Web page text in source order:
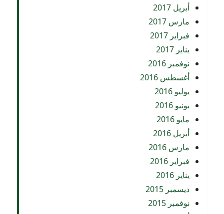
أبريل 2017
مارس 2017
فبراير 2017
يناير 2017
نوفمبر 2016
أغسطس 2016
يوليو 2016
يونيو 2016
مايو 2016
أبريل 2016
مارس 2016
فبراير 2016
يناير 2016
ديسمبر 2015
نوفمبر 2015